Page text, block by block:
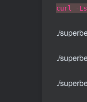
curl -
./
./
./